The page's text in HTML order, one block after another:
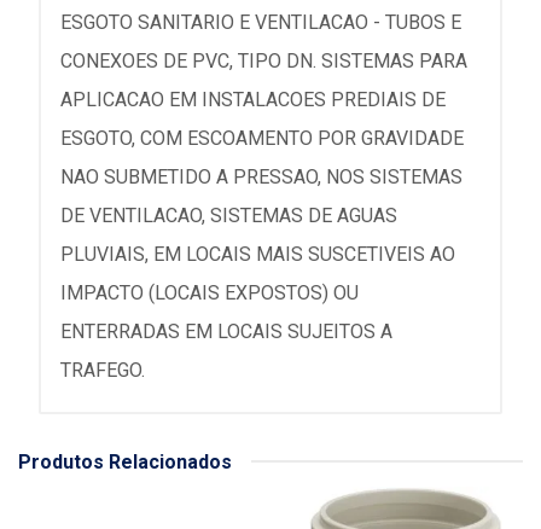
ESGOTO SANITARIO E VENTILACAO - TUBOS E
CONEXOES DE PVC, TIPO DN. SISTEMAS PARA
APLICACAO EM INSTALACOES PREDIAIS DE
ESGOTO, COM ESCOAMENTO POR GRAVIDADE
NAO SUBMETIDO A PRESSAO, NOS SISTEMAS
DE VENTILACAO, SISTEMAS DE AGUAS
PLUVIAIS, EM LOCAIS MAIS SUSCETIVEIS AO
IMPACTO (LOCAIS EXPOSTOS) OU
ENTERRADAS EM LOCAIS SUJEITOS A
TRAFEGO.
Produtos Relacionados